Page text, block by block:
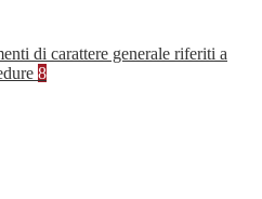
di carattere generale riferiti a
8